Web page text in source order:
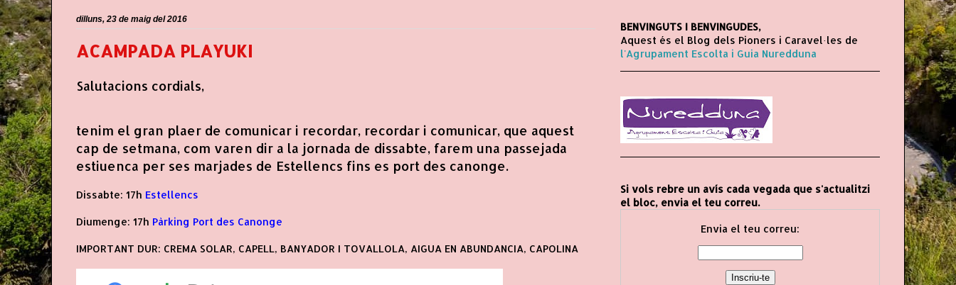
dilluns, 23 de maig del 2016
ACAMPADA PLAYUKI
Salutacions cordials,
tenim el gran plaer de comunicar i recordar, recordar i comunicar, que aquest
cap de setmana, com varen dir a la jornada de dissabte, farem una passejada
estiuenca per ses marjades de Estellencs fins es port des canonge.
Dissabte: 17h Estellencs
Diumenge: 17h Pàrking Port des Canonge
IMPORTANT DUR: CREMA SOLAR, CAPELL, BANYADOR I TOVALLOLA, AIGUA EN ABUNDANCIA, CAPOLINA
BENVINGUTS I BENVINGUDES,
Aquest és el Blog dels Pioners i Caravel·les de
l'Agrupament Escolta i Guia Nuredduna
Si vols rebre un avís cada vegada que s'actualitzi
el bloc, envia el teu correu.
Envia el teu correu: